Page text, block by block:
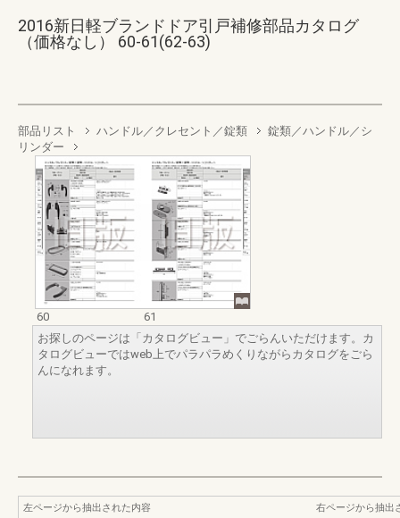
2016新日軽ブランドドア引戸補修部品カタログ
（価格なし） 60-61(62-63)
部品リスト ハンドル／クレセント／錠類
錠類／ハンドル／シ
リンダー
60
61
お探しのページは「カタログビュー」でごらんいただけます。カ
タログビューではweb上でパラパラめくりながらカタログをごら
んになれます。
左ページから抽出された内容
右ページから抽出